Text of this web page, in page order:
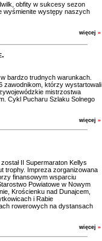
obfity w sukcesy sezon
wyśmienite występy naszych
więcej »
bardzo trudnych warunkach.
zawodnikom, którzy wystartowali
mistrzostwa
Cykl Pucharu Szlaku Solnego
więcej »
II Supermaraton Kellys
trophy. Impreza zorganizowana
finansowym wsparciu
Powiatowe w Nowym
Krościenku nad Dunajcem,
i Rabie
rowerowych na dystansach
więcej »